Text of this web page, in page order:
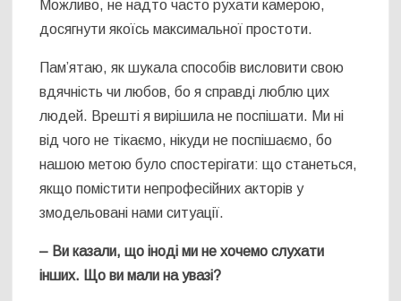
Можливо, не надто часто рухати камерою,
досягнути якоїсь максимальної простоти.
Пам’ятаю, як шукала способів висловити свою
вдячність чи любов, бо я справді люблю цих
людей. Врешті я вирішила не поспішати. Ми ні
від чого не тікаємо, нікуди не поспішаємо, бо
нашою метою було спостерігати: що станеться,
якщо помістити непрофесійних акторів у
змодельовані нами ситуації.
– Ви казали, що іноді ми не хочемо слухати
інших. Що ви мали на увазі?